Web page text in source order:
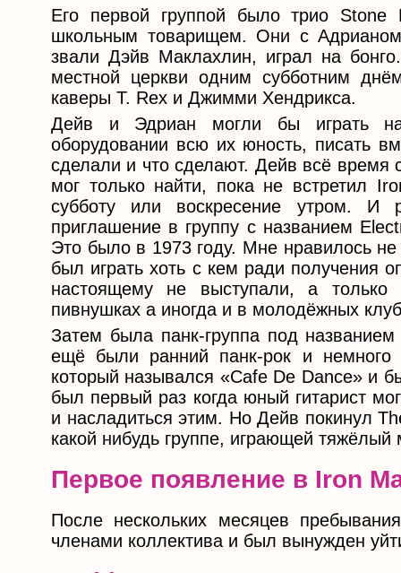
Его первой группой было трио
школьным товарищем. Они с Адрианом
звали Дэйв Маклахлин, играл на
местной церкви одним субботним
каверы T. Rex и Джимми Хендрикса.
Дейв и Эдриан могли бы играть на
оборудовании всю их юность, писать
сделали и что сделают. Дейв всё время
мог только найти, пока не встретил
субботу или воскресение утром. И
приглашение в группу с названием
Это было в 1973 году. Мне нравилось
был играть хоть с кем ради получения
настоящему не выступали, а
пивнушках а иногда и в молодёжных
Затем была панк-группа под
ещё были ранний панк-рок и
который назывался «Cafe De Dance» и
был первый раз когда юный гитарист
и насладиться этим. Но Дейв покинул
какой нибудь группе, играющей тяжёлый
Первое появление в Iron
После нескольких месяцев
членами коллектива и был вынужден